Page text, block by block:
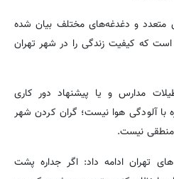
و دغدغه‌های مختلف بیان شده
که کیفیت زندگی را در شهر تهران
مدارس و یا پیشنهاد دور کاری
با آلودگی هوا نیست؛ گران کردن شهر
نیست.
تهران ادامه داد: اگر جداره پشت